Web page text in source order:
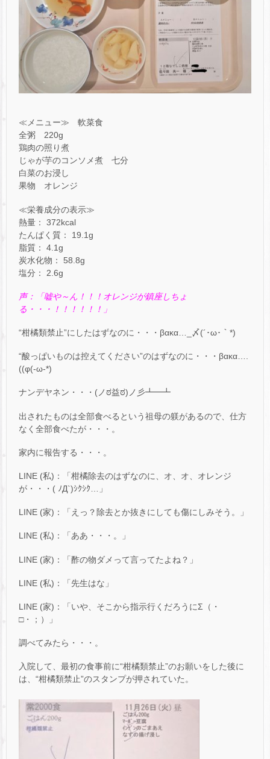
≪メニュー≫ 軟菜食
全粥 220g
鶏肉の照り煮
じゃが芋のコンソメ煮 七分
白菜のお浸し
果物 オレンジ
≪栄養成分の表示≫
熱量： 372kcal
たんぱく質： 19.1g
脂質： 4.1g
炭水化物： 58.8g
塩分： 2.6g
声：「嘘や～ん！！！オレンジが鎮座しちょ
る・・・！！！！！！」
“柑橘類禁止”にしたはずなのに・・・βακα…_〆(´･ω･｀*)
“酸っぱいものは控えてください”のはずなのに・・・βακα….
((φ(-ω-*)
ナンデヤネン・・・(ノಠ益ಠ)ノ彡┻━┻
出されたものは全部食べるという祖母の躾があるので、仕方
なく全部食べたが・・・。
家内に報告する・・・。
LINE (私)：「柑橘除去のはずなのに、オ、オ、オレンジ
が・・・( ﾉД`)ｼｸｼｸ…」
LINE (家)：「えっ？除去とか抜きにしても傷にしみそう。」
LINE (私)：「ああ・・・。」
LINE (家)：「酢の物ダメって言ってたよね？」
LINE (私)：「先生はな」
LINE (家)：「いや、そこから指示行くだろうにΣ（・
□・；）」
調べてみたら・・・。
入院して、最初の食事前に“柑橘類禁止”のお願いをした後に
は、“柑橘類禁止”のスタンプが押されていた。